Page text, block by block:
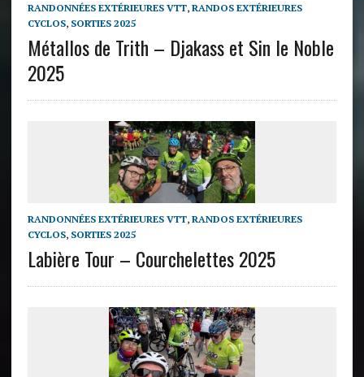
RANDONNÉES EXTÉRIEURES VTT, RANDOS EXTÉRIEURES
CYCLOS, SORTIES 2025
Métallos de Trith – Djakass et Sin le Noble
2025
RANDONNÉES EXTÉRIEURES VTT, RANDOS EXTÉRIEURES
CYCLOS, SORTIES 2025
Labière Tour – Courchelettes 2025